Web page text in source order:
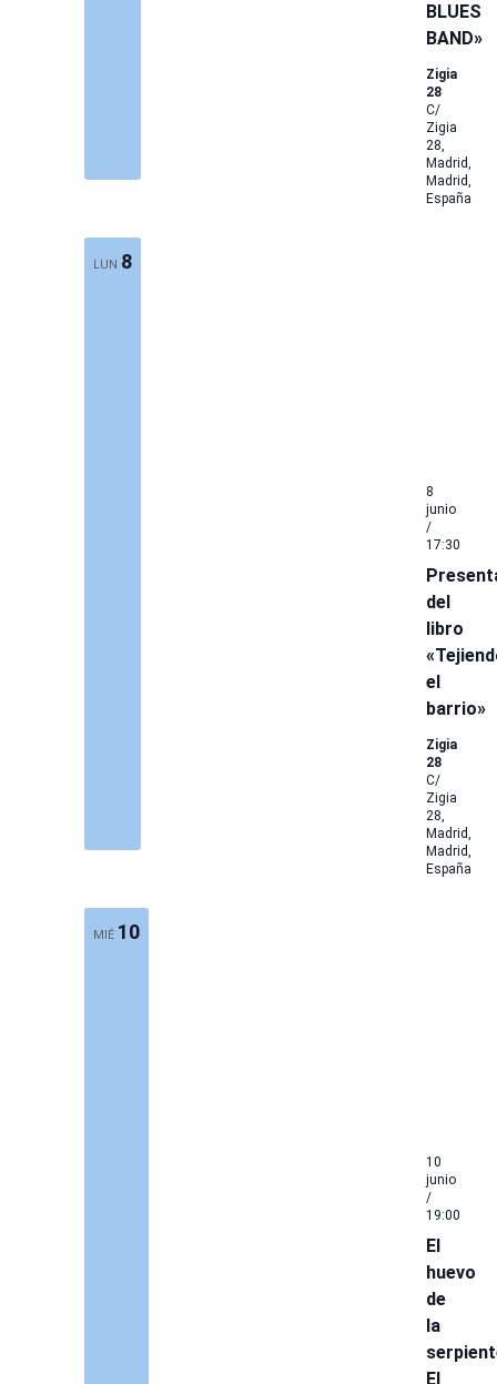
BLUES
BAND»​
Zigia
28
C/
Zigia
28,
Madrid,
Madrid,
España
LUN 8
del
libro
el
barrio»
8
junio
/
17:30
Zigia
28
C/
Zigia
28,
Madrid,
Madrid,
España
MIÉ 10
El
huevo
de
la
El
10
junio
/
19:00